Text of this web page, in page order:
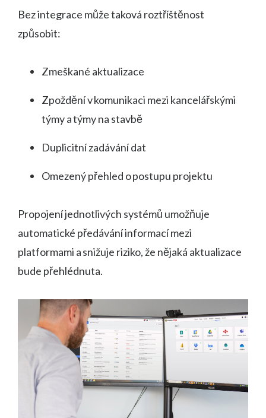
Bez integrace může taková roztříštěnost
způsobit:
Zmeškané aktualizace
Zpoždění v komunikaci mezi kancelářskými
týmy a týmy na stavbě
Duplicitní zadávání dat
Omezený přehled o postupu projektu
Propojení jednotlivých systémů umožňuje
automatické předávání informací mezi
platformami a snižuje riziko, že nějaká aktualizace
bude přehlédnuta.